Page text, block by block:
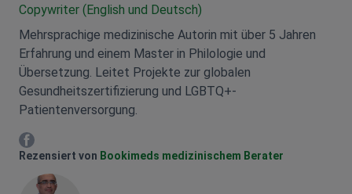
Copywriter (English und Deutsch)
Mehrsprachige medizinische Autorin mit über 5 Jahren
Erfahrung und einem Master in Philologie und
Übersetzung. Leitet Projekte zur globalen
Gesundheitszertifizierung und LGBTQ+-
Patientenversorgung.
Mariia Mytrofankina Facebook
Rezensiert von Bookimeds medizinischem Berater